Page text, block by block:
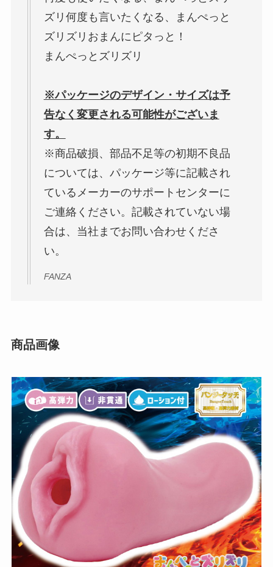
ズリ何度も言いたくなる、まんぺっと
ズリズリおまんにピタっと！
まんぺっとズリズリ
※パッケージのデザイン・サイズは予
告なく変更される可能性がございま
す。
※商品破損、部品不足等の初期不良品
については、パッケージ等に記載され
ているメーカーのサポートセンターに
ご連絡ください。記載されていない場
合は、当社までお問い合わせくださ
い。
FANZA
商品画像